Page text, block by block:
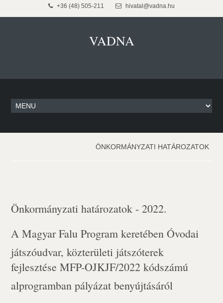
+36 (48) 505-211 hivatal@vadna.hu
VADNA
ÖNKORMÁNYZATI HATÁROZATOK
Önkormányzati határozatok - 2022.
A Magyar Falu Program keretében Óvodai
játszóudvar, közterületi játszóterek
fejlesztése MFP-OJKJF/2022 kódszámú
alprogramban pályázat benyújtásáról